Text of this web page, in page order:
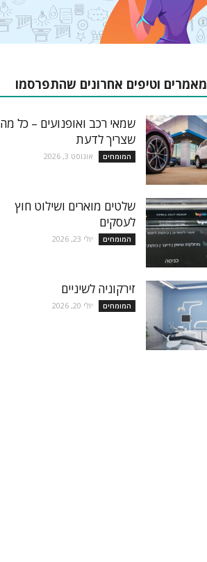
מאמרים וטיפים אחרונים שהתפרסמו
שמאי רכב ואופנועים – כל מה
שצריך לדעת
המומחים אוגוסט 3, 2026
שלטים מוארים ושילוט חוץ
לעסקים
המומחים יולי 23, 2026
זירקוניה לשיניים
המומחים יולי 20, 2026